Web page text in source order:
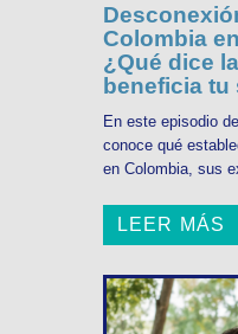
Colombia
¿Qué dice
beneficia
En este episodio
conoce qué
en Colombia, sus
LEER MÁS